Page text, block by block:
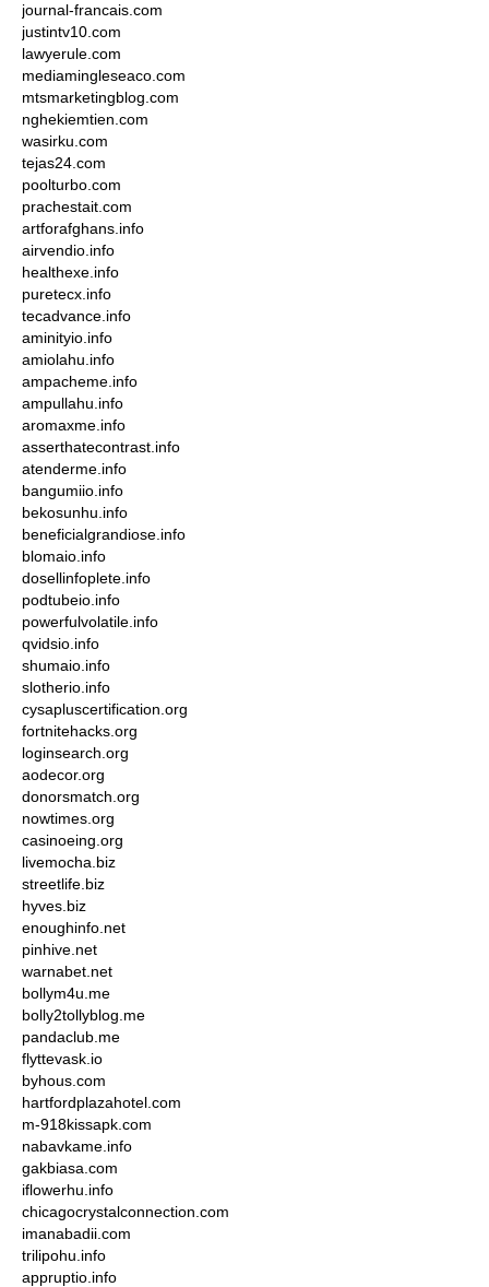
journal-francais.com
justintv10.com
lawyerule.com
mediamingleseaco.com
mtsmarketingblog.com
nghekiemtien.com
wasirku.com
tejas24.com
poolturbo.com
prachestait.com
artforafghans.info
airvendio.info
healthexe.info
puretecx.info
tecadvance.info
aminityio.info
amiolahu.info
ampacheme.info
ampullahu.info
aromaxme.info
asserthatecontrast.info
atenderme.info
bangumiio.info
bekosunhu.info
beneficialgrandiose.info
blomaio.info
dosellinfoplete.info
podtubeio.info
powerfulvolatile.info
qvidsio.info
shumaio.info
slotherio.info
cysapluscertification.org
fortnitehacks.org
loginsearch.org
aodecor.org
donorsmatch.org
nowtimes.org
casinoeing.org
livemocha.biz
streetlife.biz
hyves.biz
enoughinfo.net
pinhive.net
warnabet.net
bollym4u.me
bolly2tollyblog.me
pandaclub.me
flyttevask.io
byhous.com
hartfordplazahotel.com
m-918kissapk.com
nabavkame.info
gakbiasa.com
iflowerhu.info
chicagocrystalconnection.com
imanabadii.com
trilipohu.info
appruptio.info